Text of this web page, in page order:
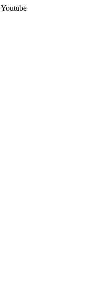
Youtube